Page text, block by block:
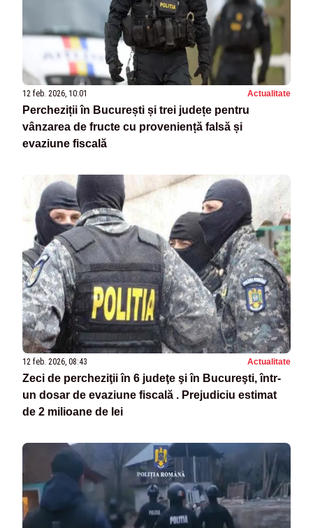
12 feb. 2026, 10:01 Actualitate
Percheziții în București și trei județe pentru
vânzarea de fructe cu proveniență falsă și
evaziune fiscală
12 feb. 2026, 08:43 Actualitate
Zeci de percheziţii în 6 judeţe şi în Bucureşti, într-
un dosar de evaziune fiscală . Prejudiciu estimat
de 2 milioane de lei